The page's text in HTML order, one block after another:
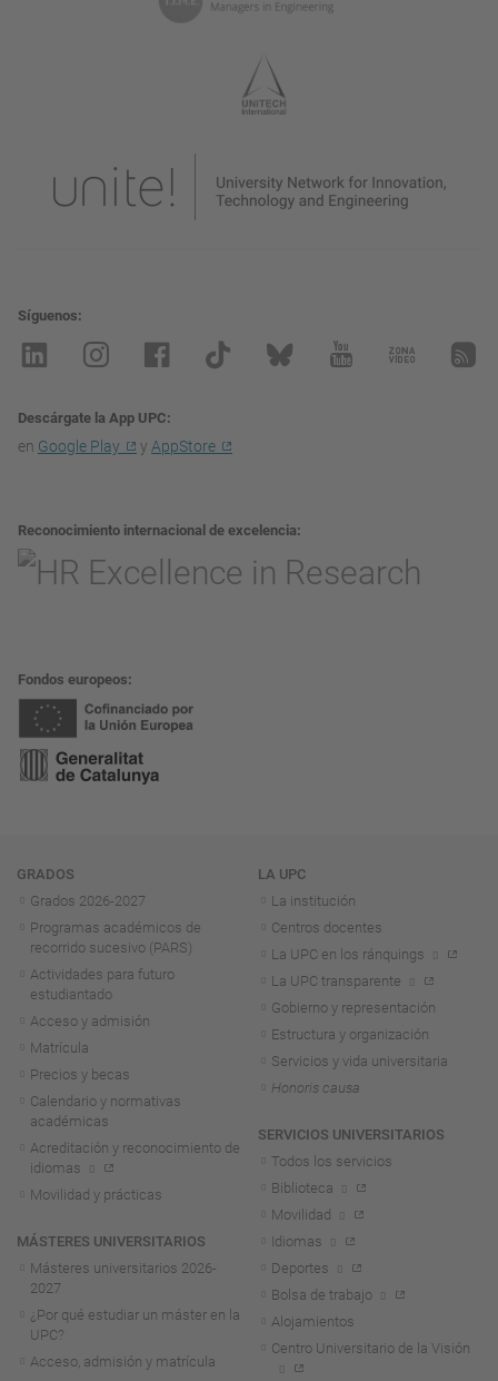
Síguenos
Descárgate la App UPC
en Google Play y AppStore
Reconocimiento internacional de excelencia
Fondos europeos
Navegación
GRADOS
Grados 2026-2027
Programas académicos de
recorrido sucesivo (PARS)
Actividades para futuro
estudiantado
Acceso y admisión
Matrícula
Precios y becas
Calendario y normativas
académicas
Acreditación y reconocimiento de
idiomas
Movilidad y prácticas
MÁSTERES UNIVERSITARIOS
Másteres universitarios 2026-
2027
¿Por qué estudiar un máster en la
UPC?
Acceso, admisión y matrícula
LA UPC
La institución
Centros docentes
La UPC en los ránquings
La UPC transparente
Gobierno y representación
Estructura y organización
Servicios y vida universitaria
Honoris causa
SERVICIOS UNIVERSITARIOS
Todos los servicios
Biblioteca
Movilidad
Idiomas
Deportes
Bolsa de trabajo
Alojamientos
Centro Universitario de la Visión